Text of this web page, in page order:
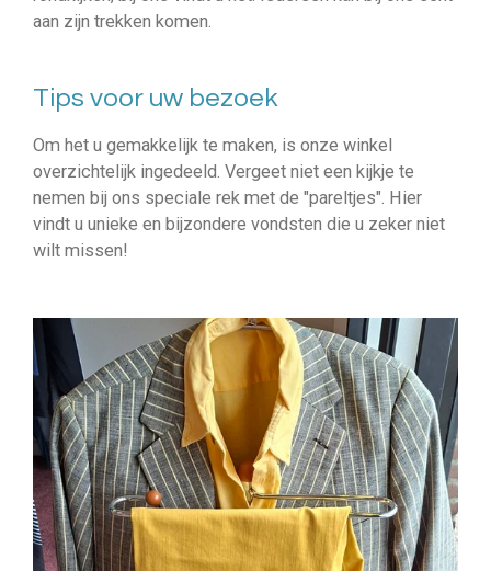
aan zijn trekken komen.
Tips voor uw bezoek
Om het u gemakkelijk te maken, is onze winkel
overzichtelijk ingedeeld. Vergeet niet een kijkje te
nemen bij ons speciale rek met de "pareltjes". Hier
vindt u unieke en bijzondere vondsten die u zeker niet
wilt missen!